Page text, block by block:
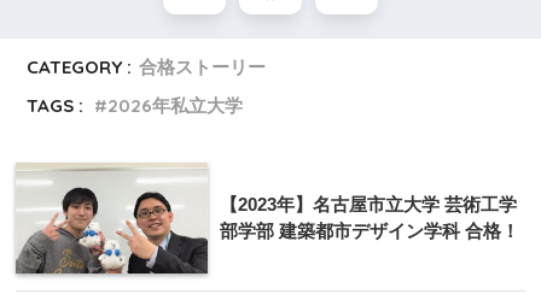
CATEGORY : 合格ストーリー
TAGS :
2026年私立大学
【2023年】名古屋市立大学 芸術工学
部学部 建築都市デザイン学科 合格！